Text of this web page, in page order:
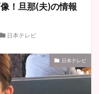
！旦那(夫)の情報
日本テレビ
日本テレビ